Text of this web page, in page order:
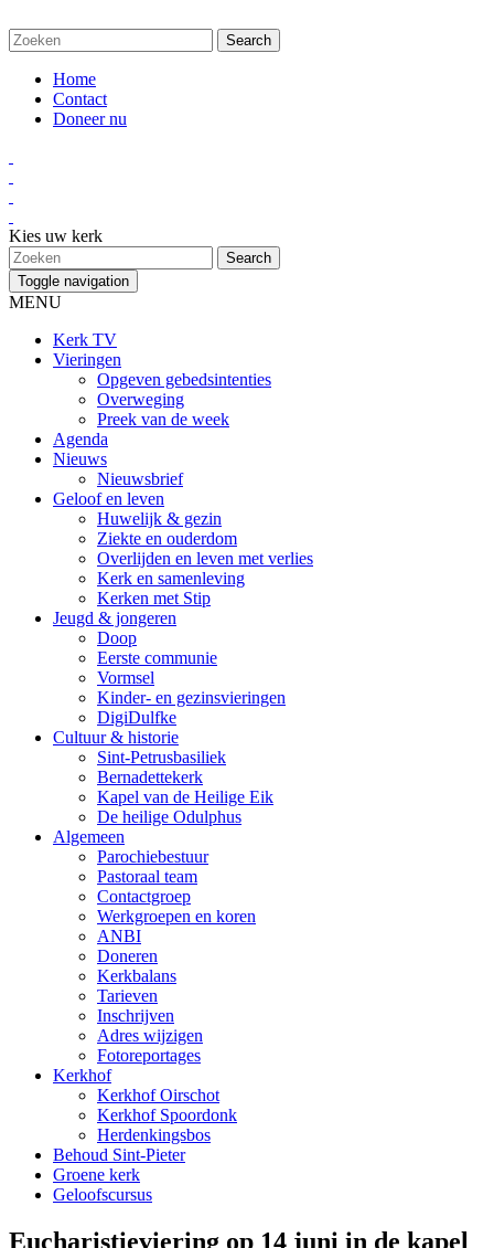
Home
Contact
Doneer nu
Kies uw kerk
Toggle navigation
MENU
Kerk TV
Vieringen
Opgeven gebedsintenties
Overweging
Preek van de week
Agenda
Nieuws
Nieuwsbrief
Geloof en leven
Huwelijk & gezin
Ziekte en ouderdom
Overlijden en leven met verlies
Kerk en samenleving
Kerken met Stip
Jeugd & jongeren
Doop
Eerste communie
Vormsel
Kinder- en gezinsvieringen
DigiDulfke
Cultuur & historie
Sint-Petrusbasiliek
Bernadettekerk
Kapel van de Heilige Eik
De heilige Odulphus
Algemeen
Parochiebestuur
Pastoraal team
Contactgroep
Werkgroepen en koren
ANBI
Doneren
Kerkbalans
Tarieven
Inschrijven
Adres wijzigen
Fotoreportages
Kerkhof
Kerkhof Oirschot
Kerkhof Spoordonk
Herdenkingsbos
Behoud Sint-Pieter
Groene kerk
Geloofscursus
Eucharistieviering op 14 juni in de kapel